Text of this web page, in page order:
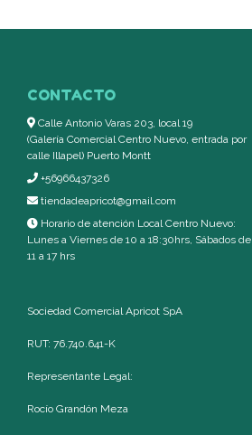
CONTACTO
Calle Antonio Varas 203, local 19
(Galería Comercial Centro Nuevo, entrada por
calle Illapel) Puerto Montt
+56966437326
tiendadeapricot@gmail.com
Horario de atención Local Centro Nuevo:
Lunes a Viernes de 10 a 18:30hrs, Sábados de
11 a 17 hrs
Sociedad Comercial Apricot SpA
RUT: 76.740.641-K
Representante Legal:
Rocío Grandón Meza